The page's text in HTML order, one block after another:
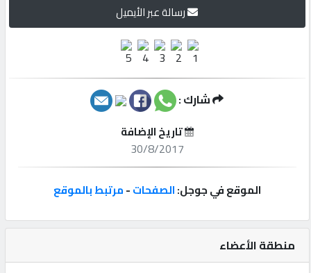
مميزة
إبحث
إعلانات
المنتدى
منطقة الأعضاء
رسالة عبر الأيميل
شارك :
تاريخ الإضافة
30/8/2017
الموقع في جوجل:الصفحات-مرتبط بالموقع